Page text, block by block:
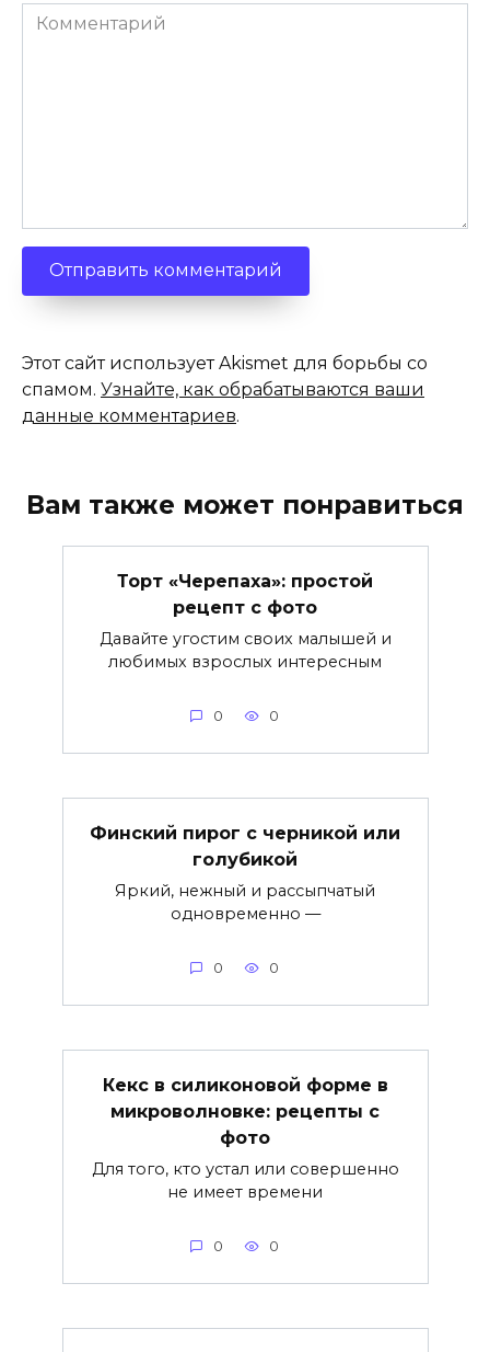
Комментарий
Этот сайт использует Akismet для борьбы со
спамом. Узнайте, как обрабатываются ваши
данные комментариев.
Вам также может понравиться
Торт «Черепаха»: простой
рецепт с фото
Давайте угостим своих малышей и
любимых взрослых интересным
0 0
Финский пирог с черникой или
голубикой
Яркий, нежный и рассыпчатый
одновременно —
0 0
Кекс в силиконовой форме в
микроволновке: рецепты с
фото
Для того, кто устал или совершенно
не имеет времени
0 0